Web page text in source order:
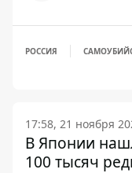
РОССИЯ
17:58, 21 ноября
В Японии
100 тысяч